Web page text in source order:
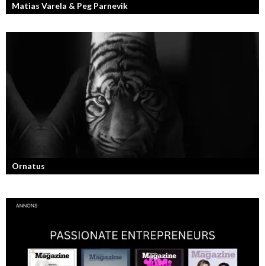
Matias Varela & Peg Parnevik
Här i Sverige så finns det en bred mix av olika nationaliteter från hela
världen och många svenskar har en annan grundnationalitet...
Ornatus
En av svergies mest talangfyllda tatuerare. Läs om hans historia och